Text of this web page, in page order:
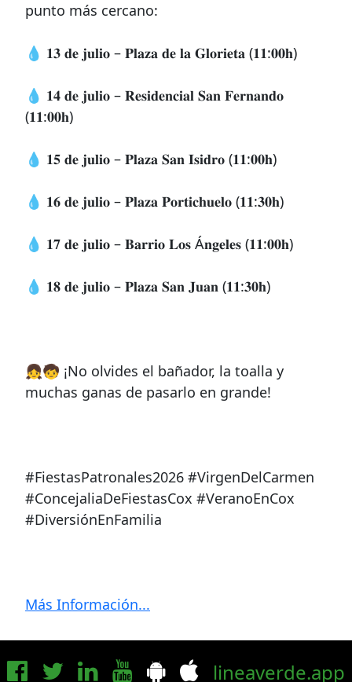
punto más cercano:
💧 𝟏𝟑 𝐝𝐞 𝐣𝐮𝐥𝐢𝐨 – 𝐏𝐥𝐚𝐳𝐚 𝐝𝐞 𝐥𝐚 𝐆𝐥𝐨𝐫𝐢𝐞𝐭𝐚 (𝟏𝟏:𝟎𝟎𝐡)
💧 𝟏𝟒 𝐝𝐞 𝐣𝐮𝐥𝐢𝐨 – 𝐑𝐞𝐬𝐢𝐝𝐞𝐧𝐜𝐢𝐚𝐥 𝐒𝐚𝐧 𝐅𝐞𝐫𝐧𝐚𝐧𝐝𝐨
(𝟏𝟏:𝟎𝟎𝐡)
💧 𝟏𝟓 𝐝𝐞 𝐣𝐮𝐥𝐢𝐨 – 𝐏𝐥𝐚𝐳𝐚 𝐒𝐚𝐧 𝐈𝐬𝐢𝐝𝐫𝐨 (𝟏𝟏:𝟎𝟎𝐡)
💧 𝟏𝟔 𝐝𝐞 𝐣𝐮𝐥𝐢𝐨 – 𝐏𝐥𝐚𝐳𝐚 𝐏𝐨𝐫𝐭𝐢𝐜𝐡𝐮𝐞𝐥𝐨 (𝟏𝟏:𝟑𝟎𝐡)
💧 𝟏𝟕 𝐝𝐞 𝐣𝐮𝐥𝐢𝐨 – 𝐁𝐚𝐫𝐫𝐢𝐨 𝐋𝐨𝐬 Á𝐧𝐠𝐞𝐥𝐞𝐬 (𝟏𝟏:𝟎𝟎𝐡)
💧 𝟏𝟖 𝐝𝐞 𝐣𝐮𝐥𝐢𝐨 – 𝐏𝐥𝐚𝐳𝐚 𝐒𝐚𝐧 𝐉𝐮𝐚𝐧 (𝟏𝟏:𝟑𝟎𝐡)
👧🧒 ¡No olvides el bañador, la toalla y
muchas ganas de pasarlo en grande!
#FiestasPatronales2026 #VirgenDelCarmen
#ConcejaliaDeFiestasCox #VeranoEnCox
#DiversiónEnFamilia
Más Información...
lineaverde.app